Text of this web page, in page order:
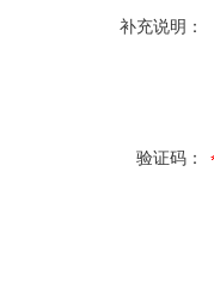
补充说明：
验证码：